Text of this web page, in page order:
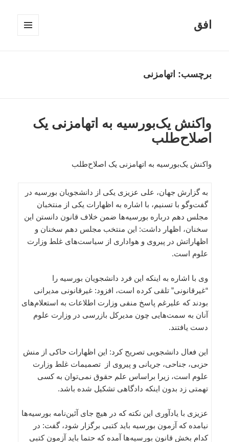
افق
برچسب: اتهامزنی
واکنش یک‌بورسیه به اتهامزنی یک
اصلاح‌طلب
واکنش یک‌بورسیه به اتهامزنی یک اصلاح‌طلب
به گزارش جهان، علی عزیزی یکی از دانشجویان بورسیه در
گفت‌وگو با تسنیم، با اشاره به اظهارات یکی از منتخبان
مجلس دهم درباره بورسیه‌ها ضمن خلاف قانون دانستن این
سخنان، اظهار داشت: این منتخب مجلس دهم سخنان و
اظهاراتش در پیروی و هواداری از سیاست‌های غلط وزارت
علوم است.
وی با اشاره به اینکه این فرد دانشجویان بورسیه را
“غیرقانونی” تلقی کرده است، افزود: غیرقانونی مدیرانی
بودند که علیرغم پاسخ منفی وزارت اطلاعات به استعلام‌های
آنان به سمت‌هایی چون مدیرکل بازرسی در وزارت علوم
دست یافتند.
این فعال دانشجویی تصریح کرد: این اظهارات حاکی از منش
حزبی، جناحی، جریانی و پیروی از تصمیمات غلط وزارت
علوم است، زیرا براساس علم حقوق نمی‌توان به کسی
تهمتی زد بدون اینکه دادگاهی تشکیل شده باشد.
عزیزی با یادآوری این نکته که در هیچ جای آئین‌نامه بورسیه‌ها
نیامده که آزمون بورسیه باید کتبی برگزار شود، گفت: در
کدام بخش قانون بورسیه‌ها آمده که حتما باید آزمون کتبی